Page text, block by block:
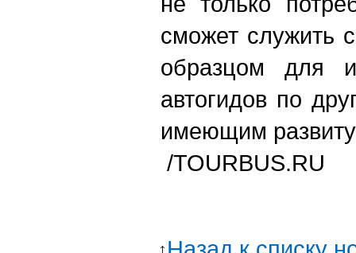
сможет служить
образцом для
автогидов по
имеющим
/TOURBUS.RU